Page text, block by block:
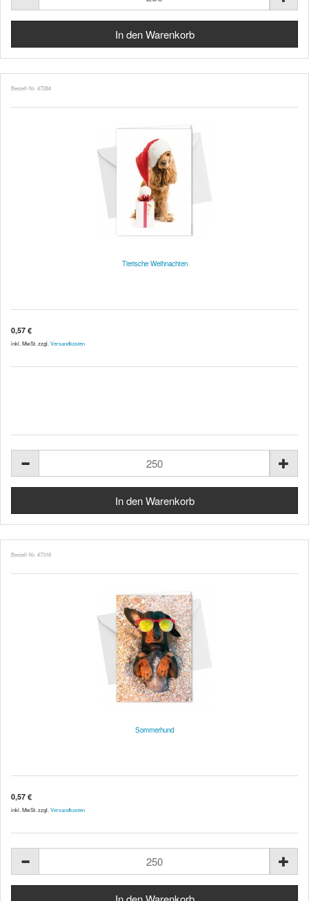
Bestell-Nr. 47284
Tierische Weihnachten
0,57 €
inkl. MwSt. zzgl. Versandkosten
Bestell-Nr. 47318
Sommerhund
0,57 €
inkl. MwSt. zzgl. Versandkosten